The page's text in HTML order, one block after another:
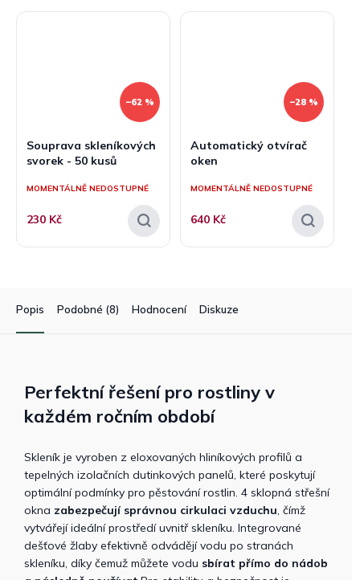
–62 %
Souprava skleníkových
svorek - 50 kusů
MOMENTÁLNĚ NEDOSTUPNÉ
230 Kč
–28 %
Automatický otvírač
oken
MOMENTÁLNĚ NEDOSTUPNÉ
640 Kč
Popis Podobné (8) Hodnocení Diskuze
Perfektní řešení pro rostliny v
každém ročním období
Skleník je vyroben z eloxovaných hliníkových profilů a
tepelných izolačních dutinkových panelů, které poskytují
optimální podmínky pro pěstování rostlin. 4 sklopná střešní
okna zabezpečují správnou cirkulaci vzduchu, čímž
vytvářejí ideální prostředí uvnitř skleníku. Integrované
dešťové žlaby efektivně odvádějí vodu po stranách
skleníku, díky čemuž můžete vodu sbírat přímo do nádob